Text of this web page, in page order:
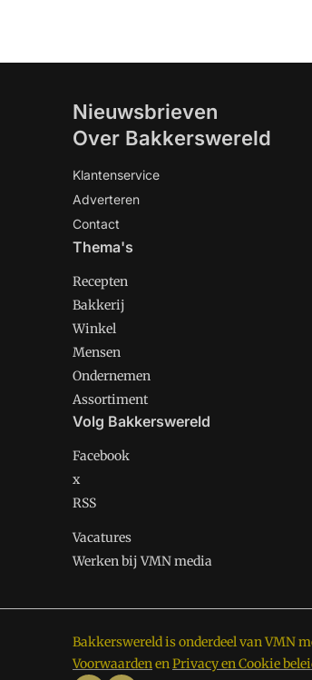
Nieuwsbrieven
Over Bakkerswereld
Klantenservice
Adverteren
Contact
Thema's
Recepten
Bakkerij
Winkel
Mensen
Ondernemen
Assortiment
Volg Bakkerswereld
Facebook
x
RSS
Vacatures
Werken bij VMN media
Bakkerswereld is onderdeel van VMN
VoorwaardenenPrivacy en Cookie